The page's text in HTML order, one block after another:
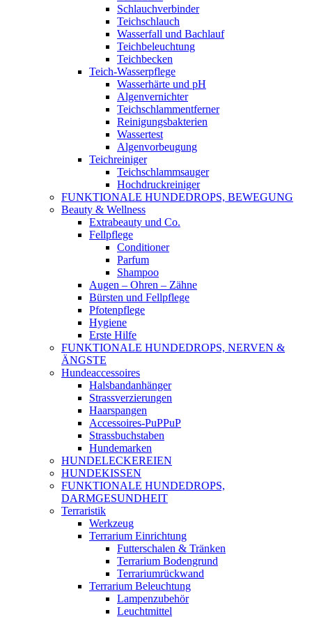
Schlauchverbinder
Teichschlauch
Wasserfall und Bachlauf
Teichbeleuchtung
Teichbecken
Teich-Wasserpflege
Wasserhärte und pH
Algenvernichter
Teichschlammentferner
Reinigungsbakterien
Wassertest
Algenvorbeugung
Teichreiniger
Teichschlammsauger
Hochdruckreiniger
FUNKTIONALE HUNDEDROPS, BEWEGUNG
Beauty & Wellness
Extrabeauty und Co.
Fellpflege
Conditioner
Parfum
Shampoo
Augen – Ohren – Zähne
Bürsten und Fellpflege
Pfotenpflege
Hygiene
Erste Hilfe
FUNKTIONALE HUNDEDROPS, NERVEN &
ÄNGSTE
Hundeaccessoires
Halsbandanhänger
Strassverzierungen
Haarspangen
Accessoires-PuPPuP
Strassbuchstaben
Hundemarken
HUNDELECKEREIEN
HUNDEKISSEN
FUNKTIONALE HUNDEDROPS,
DARMGESUNDHEIT
Terraristik
Werkzeug
Terrarium Einrichtung
Futterschalen & Tränken
Terrarium Bodengrund
Terrariumrückwand
Terrarium Beleuchtung
Lampenzubehör
Leuchtmittel